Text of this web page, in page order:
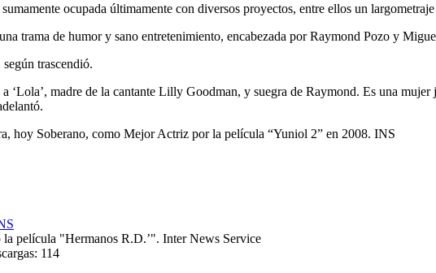
ocupada últimamente con diversos proyectos, entre ellos un
trama de humor y sano entretenimiento, encabezada por Raymond Pozo y
trascendió.
a ‘Lola’, madre de la cantante Lilly Goodman, y suegra de Raymond. Es una
hoy Soberano, como Mejor Actriz por la película “Yuniol 2” en 2008. INS
película "Hermanos R.D.’". Inter News Service
114